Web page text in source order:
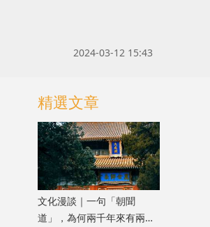
2024-03-12 15:43
精選文章
文化漫談｜一句「朝聞
道」，為何兩千年來有兩種